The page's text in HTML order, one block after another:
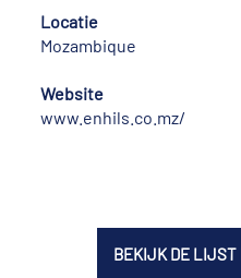
Locatie
Mozambique
Website
www.enhils.co.mz/
BEKIJK DE LIJST